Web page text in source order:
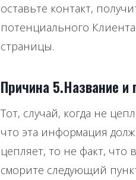
оставьте контакт,
потенциального
страницы.
Причина 5.Название
Тот, случай, когда не
что эта информация
цепляет, то не факт, что
сморите следующий